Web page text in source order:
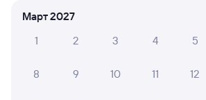
Март 2027
1
2 3 4 5
8 9 10 11 12